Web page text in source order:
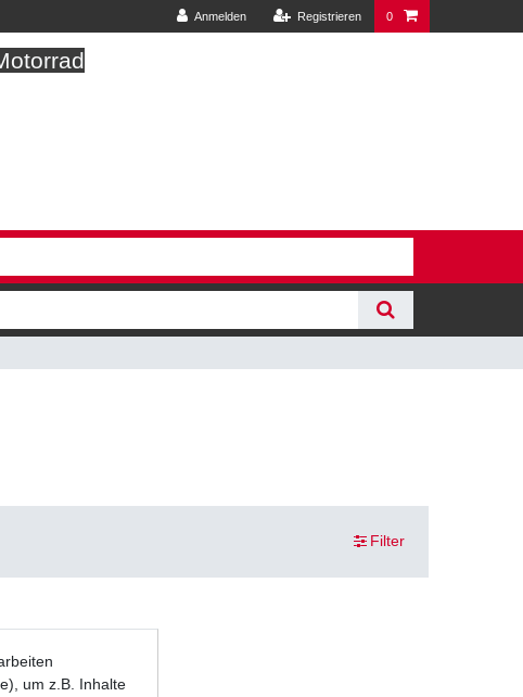
Anmelden Registrieren 0
Filter
um z.B. Inhalte